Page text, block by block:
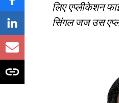
लिए एप्लीकेशन
सिंगल जज उस